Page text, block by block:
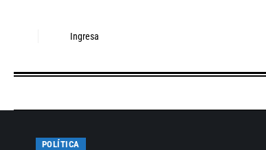
Ingresa
POLÍTICA